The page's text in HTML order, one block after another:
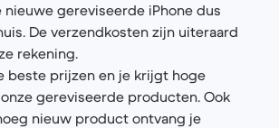
nieuwe gereviseerde iPhone dus
De verzendkosten zijn uiteraard
rekening.
beste prijzen en je krijgt hoge
gereviseerde producten. Ook
nieuw product ontvang je